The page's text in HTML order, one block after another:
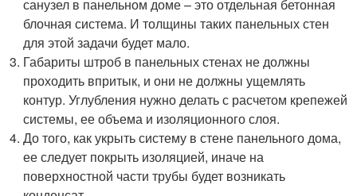
санузел в панельном доме – это отдельная бетонная
блочная система. И толщины таких панельных стен
для этой задачи будет мало.
Габариты штроб в панельных стенах не должны
проходить впритык, и они не должны ущемлять
контур. Углубления нужно делать с расчетом крепежей
системы, ее объема и изоляционного слоя.
До того, как укрыть систему в стене панельного дома,
ее следует покрыть изоляцией, иначе на
поверхностной части трубы будет возникать